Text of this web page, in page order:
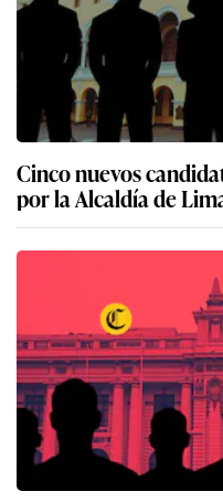
Cinco nuevos
por la Alcaldía de